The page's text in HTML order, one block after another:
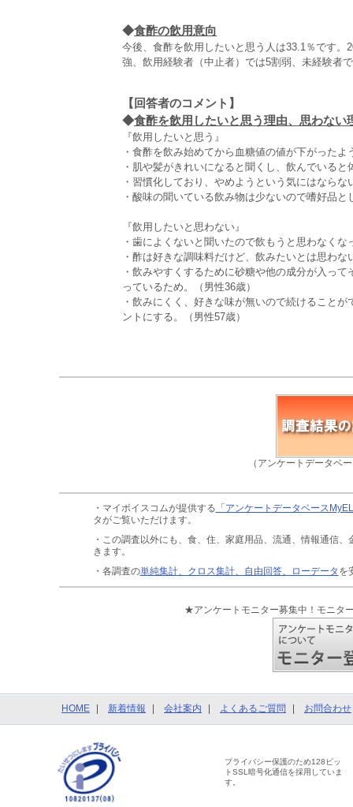
◆食酢の飲用意向
今後、食酢を飲用したいと思う人は33.1％です
強、飲用経験者（中止者）では5割弱、未経験者
【回答者のコメント】
◆食酢を飲用したいと思う理由、思わない
『飲用したいと思う』
・食酢を飲み始めてから血糖値の値が下がった
・肌や髪がきれいになると聞くし、飲んでいる
・習慣化しており、やめようという気にはならな
・酸味の聞いている飲み物は少ないので嗜好品
『飲用したいと思わない』
・歯によくないと聞いたので飲もうと思わなくな
・酢は好きな調味料だけど、飲みたいとは思わな
・飲みやすくするために砂糖や他の成分が入っ
っているため。（男性36歳）
・飲みにくく、好きな味が無いので続けること
ントにする。（男性57歳）
（アンケートデータベ
・マイボイスコムが提供する 「アンケートデータベース
タがご覧いただけます。
・この調査以外にも、食、住、家庭用品、流通、情報通信、
きます。
・各調査の単純集計、クロス集計、自由回答、ローデータ を
★アンケートモニター募集中！モニタ
HOME 新着情報 会社案内 よくあるご質問 お問合わせ
プライバシー保護のため128ビッ
トSSL暗号化通信を採用していま
す。